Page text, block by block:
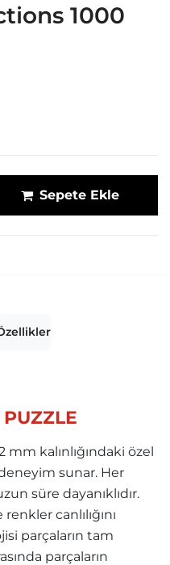
1000
Sepete Ekle
mm kalınlığındaki özel
sunar. Her
süre dayanıklıdır.
canlılığını
parçaların tam
parçaların